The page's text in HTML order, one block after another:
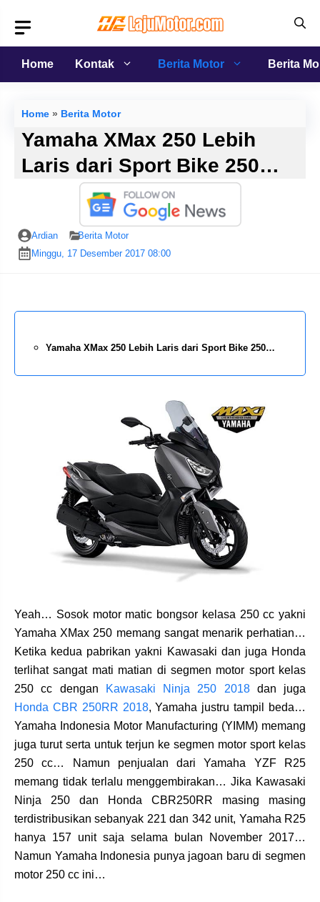
isi
Home
Kontak Berita Motor Berita
Home » Berita Motor
Yamaha XMax 250 Lebih
Laris dari Sport Bike 250…
Ardian
Berita Motor
Minggu, 17 Desember 2017 08:00
Yamaha XMax 250 Lebih Laris dari Sport Bike 250…
Yeah… Sosok motor matic bongsor kelasa 250 cc yakni
Yamaha XMax 250 memang sangat menarik perhatian…
Ketika kedua pabrikan yakni Kawasaki dan juga Honda
terlihat sangat mati matian di segmen motor sport kelas
250 cc dengan
Kawasaki Ninja 250 2018dan juga
Honda CBR 250RR 2018, Yamaha justru tampil beda…
Yamaha Indonesia Motor Manufacturing (YIMM) memang
juga turut serta untuk terjun ke segmen motor sport kelas
250 cc… Namun penjualan dari Yamaha YZF R25
memang tidak terlalu menggembirakan… Jika Kawasaki
Ninja 250 dan Honda CBR250RR masing masing
terdistribusikan sebanyak 221 dan 342 unit, Yamaha R25
hanya 157 unit saja selama bulan November 2017…
Namun Yamaha Indonesia punya jagoan baru di segmen
motor 250 cc ini…